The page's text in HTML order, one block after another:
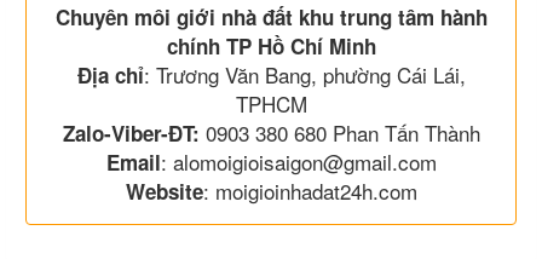
Chuyên môi giới nhà đất khu trung tâm hành
chính TP Hồ Chí Minh
Địa chỉ: Trương Văn Bang, phường Cái Lái,
TPHCM
Zalo-Viber-ĐT: 0903 380 680 Phan Tấn Thành
Email: alomoigioisaigon@gmail.com
Website: moigioinhadat24h.com